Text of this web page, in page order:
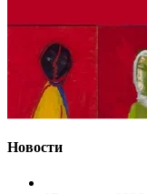
Новости